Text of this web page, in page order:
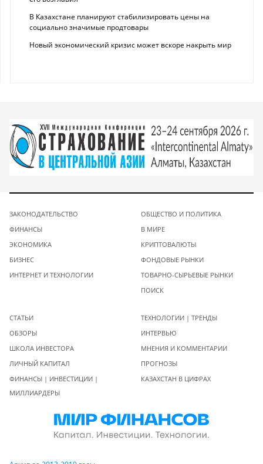
В Казахстане планируют стабилизировать цены на
социально значимые продтовары
Новый экономический кризис может вскоре накрыть мир
ЗАКОНОДАТЕЛЬСТВО
ФИНАНСЫ
ЭКОНОМИКА
БИЗНЕС
ИНТЕРНЕТ И ТЕХНОЛОГИИ
ОБЩЕСТВО И ПОЛИТИКА
В МИРЕ
КРИПТОВАЛЮТЫ
ФОНДОВЫЕ РЫНКИ
ТОВАРНО-СЫРЬЕВЫЕ РЫНКИ
ПОИСК
СТАТЬИ
ОБЗОРЫ
ШКОЛА ИНВЕСТОРА
ЛИЧНЫЙ КАПИТАЛ
ФИНАНСЫ | ИНВЕСТИЦИИ |
МИЛЛИАРДЕРЫ
ТЕХНОЛОГИИ | ТРЕНДЫ
ИНТЕРВЬЮ
МНЕНИЯ И КОММЕНТАРИИ
ПРОГНОЗЫ
КАЗАХСТАН В ЦИФРАХ